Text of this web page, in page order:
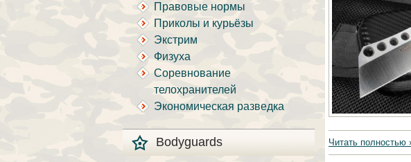
Правовые нормы
Приколы и курьёзы
Экстрим
Физуха
Соревнование
телохранителей
Экономическая разведка
Bodyguards Читать полностью